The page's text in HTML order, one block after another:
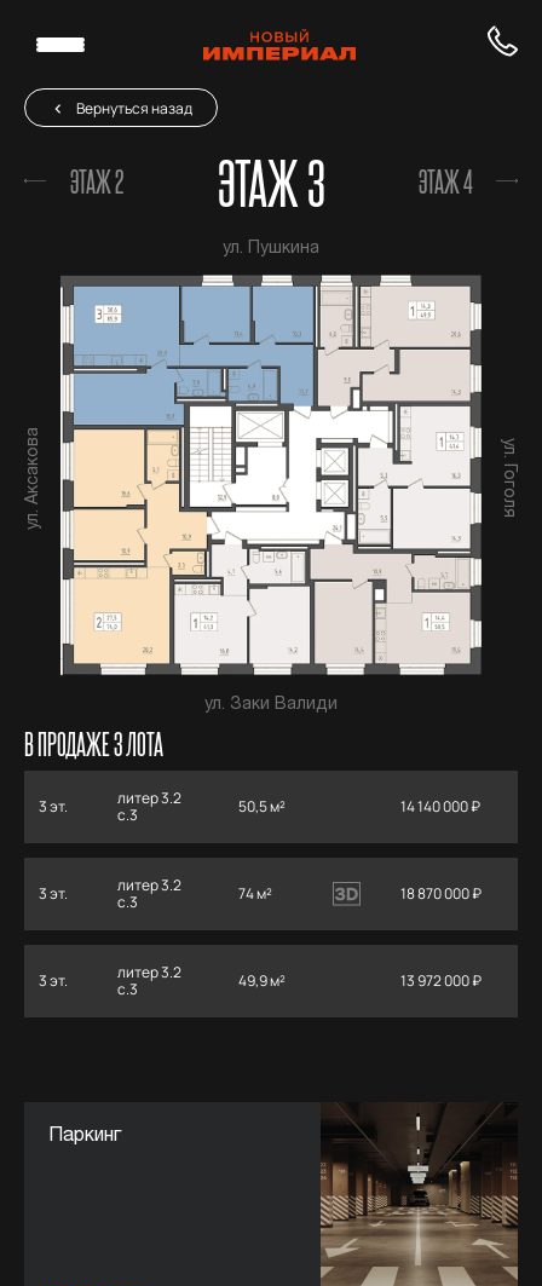
Вернуться назад
ЭТАЖ 2 ЭТАЖ 3 ЭТАЖ 4
ул. Пушкина
ул. Гоголя
ул. Заки Валиди
ул. Аксакова
В ПРОДАЖЕ 3 ЛОТА
3 эт.
литер 3.2
с.3
50,5 м² 14 140 000 ₽
3 эт.
литер 3.2
с.3
74 м² 18 870 000 ₽
3 эт.
литер 3.2
с.3
49,9 м² 13 972 000 ₽
Паркинг